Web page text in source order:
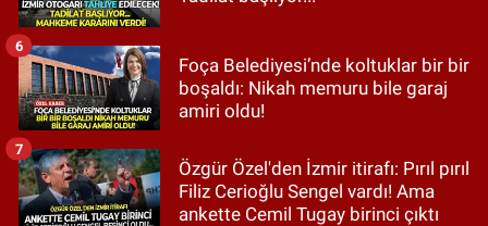
Foça Belediyesi’nde koltuklar bir bir
boşaldı: Nikah memuru bile garaj
amiri oldu!
6
Özgür Özel'den İzmir itirafı: Pırıl pırıl
Filiz Cerioğlu Sengel vardı! Ama
ankette Cemil Tugay birinci çıktı
7